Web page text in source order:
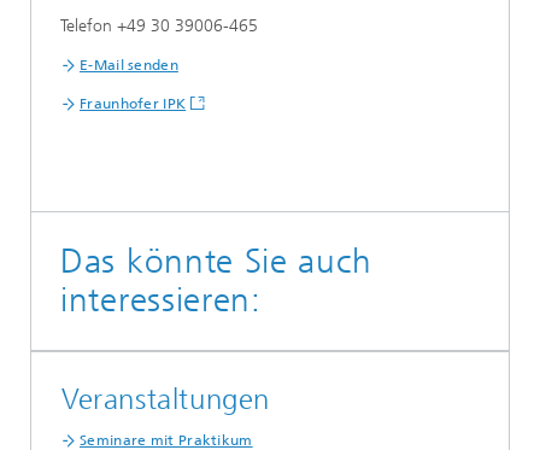
Telefon +49 30 39006-465
E-Mail senden
Fraunhofer IPK
Das könnte Sie auch
interessieren:
Veranstaltungen
Seminare mit Praktikum